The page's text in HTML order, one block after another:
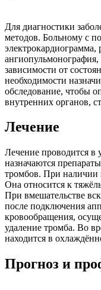
Для диагностики
методов. Больному с
электрокардиограмма,
зависимости от
необходимости
обследование, чтобы
внутренних органов,
Лечение
Лечение проводится в
назначаются
тромбов. При наличии
Она относится к
При вмешательстве
после подключения
кровообращения,
удаление тромба. Во
находится в
Прогноз и